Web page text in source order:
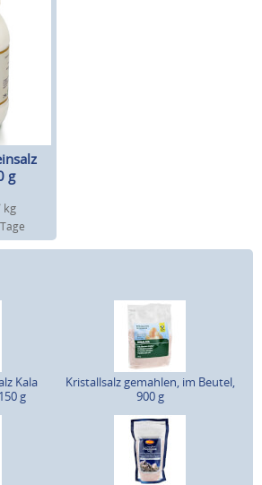
g
kg
Kala
g
Kristallsalz gemahlen, im Beutel,
900 g